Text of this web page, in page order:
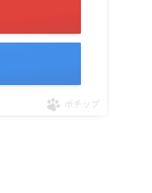
ポチップ